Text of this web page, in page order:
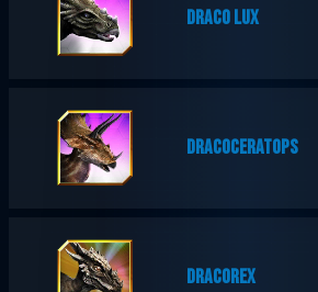
DRACO LUX
DRACOCERATOPS
DRACOREX